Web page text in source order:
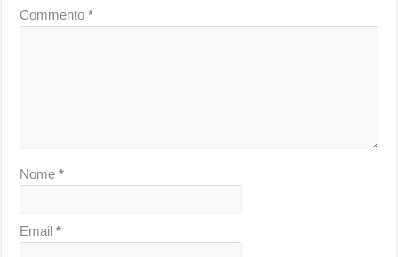
Commento*
Nome*
Email*